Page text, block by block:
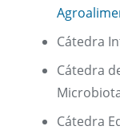
Cátedra
Cátedra
Cátedra